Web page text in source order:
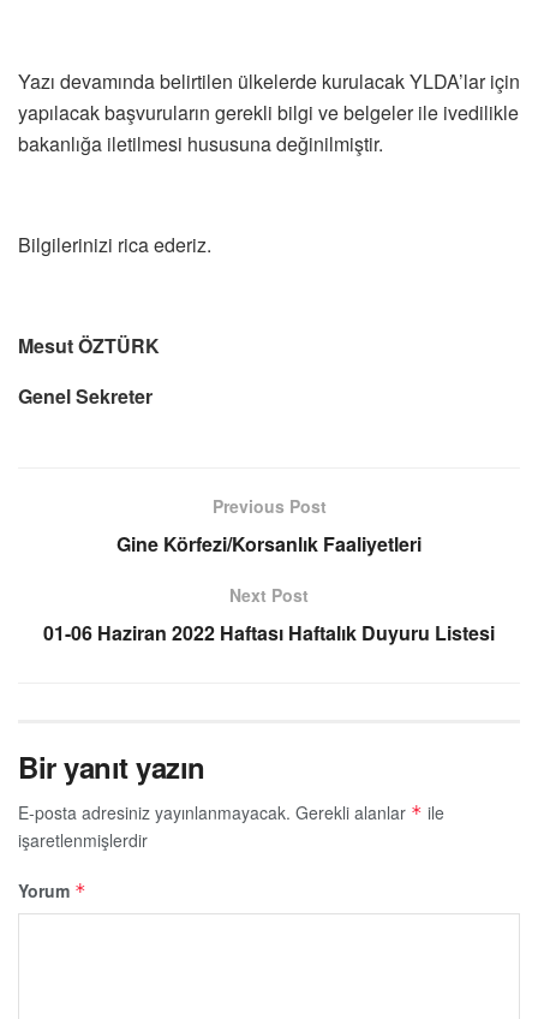
Yazı devamında belirtilen ülkelerde kurulacak YLDA’lar için
yapılacak başvuruların gerekli bilgi ve belgeler ile ivedilikle
bakanlığa iletilmesi hususuna değinilmiştir.
Bilgilerinizi rica ederiz.
Mesut ÖZTÜRK
Genel Sekreter
Previous Post
Gine Körfezi/Korsanlık Faaliyetleri
Next Post
01-06 Haziran 2022 Haftası Haftalık Duyuru Listesi
Bir yanıt yazın
E-posta adresiniz yayınlanmayacak. Gerekli alanlar * ile
işaretlenmişlerdir
Yorum *